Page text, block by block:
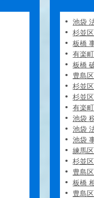
池袋
杉並
板橋
有楽
板橋
豊島
杉並
杉並
有楽
池袋
池袋
池袋
練馬
杉並
豊島
板橋
豊島